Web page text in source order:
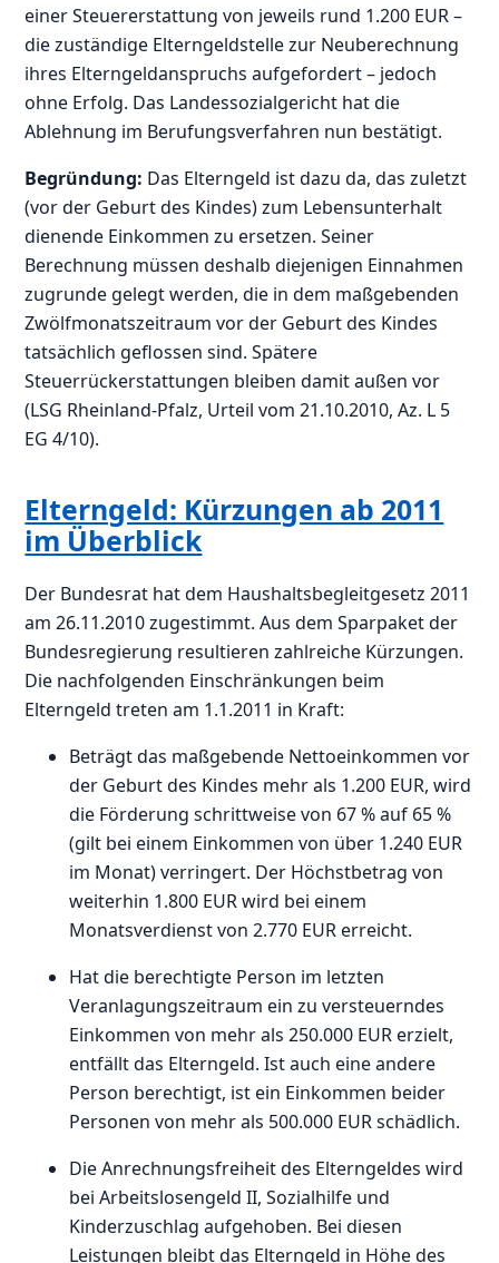
einer Steuererstattung von jeweils rund 1.200 EUR –
die zuständige Elterngeldstelle zur Neuberechnung
ihres Elterngeldanspruchs aufgefordert – jedoch
ohne Erfolg. Das Landessozialgericht hat die
Ablehnung im Berufungsverfahren nun bestätigt.
Begründung: Das Elterngeld ist dazu da, das zuletzt
(vor der Geburt des Kindes) zum Lebensunterhalt
dienende Einkommen zu ersetzen. Seiner
Berechnung müssen deshalb diejenigen Einnahmen
zugrunde gelegt werden, die in dem maßgebenden
Zwölfmonatszeitraum vor der Geburt des Kindes
tatsächlich geflossen sind. Spätere
Steuerrückerstattungen bleiben damit außen vor
(LSG Rheinland-Pfalz, Urteil vom 21.10.2010, Az. L 5
EG 4/10).
Elterngeld: Kürzungen ab 2011
im Überblick
Der Bundesrat hat dem Haushaltsbegleitgesetz 2011
am 26.11.2010 zugestimmt. Aus dem Sparpaket der
Bundesregierung resultieren zahlreiche Kürzungen.
Die nachfolgenden Einschränkungen beim
Elterngeld treten am 1.1.2011 in Kraft:
Beträgt das maßgebende Nettoeinkommen vor
der Geburt des Kindes mehr als 1.200 EUR, wird
die Förderung schrittweise von 67 % auf 65 %
(gilt bei einem Einkommen von über 1.240 EUR
im Monat) verringert. Der Höchstbetrag von
weiterhin 1.800 EUR wird bei einem
Monatsverdienst von 2.770 EUR erreicht.
Hat die berechtigte Person im letzten
Veranlagungszeitraum ein zu versteuerndes
Einkommen von mehr als 250.000 EUR erzielt,
entfällt das Elterngeld. Ist auch eine andere
Person berechtigt, ist ein Einkommen beider
Personen von mehr als 500.000 EUR schädlich.
Die Anrechnungsfreiheit des Elterngeldes wird
bei Arbeitslosengeld II, Sozialhilfe und
Kinderzuschlag aufgehoben. Bei diesen
Leistungen bleibt das Elterngeld in Höhe des